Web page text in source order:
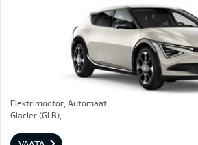
Elektrimootor, Automaat
Glacier (GLB),